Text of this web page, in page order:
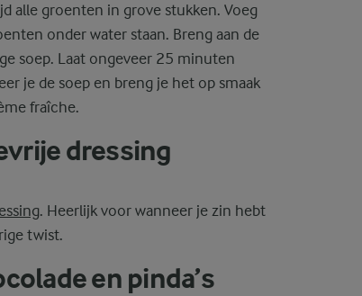
alle groenten in grove stukken. Voeg
onder water staan. Breng aan de
soep. Laat ongeveer 25 minuten
je de soep en breng je het op smaak
fraîche.
dressing
. Heerlijk voor wanneer je zin hebt
twist.
en pinda’s